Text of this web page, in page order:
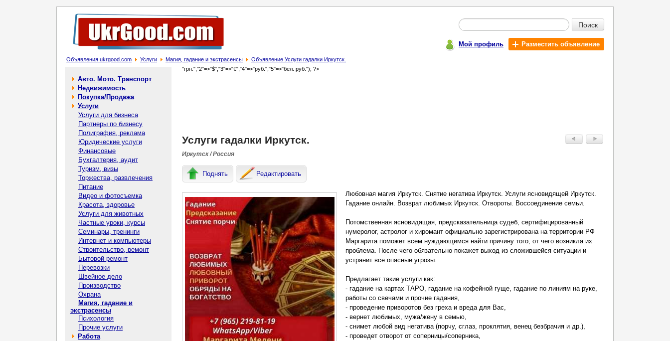
Поиск
Мой профиль Разместить объявление
Объявления ukrgood.com Услуги Магия, гадание и экстрасенсы Объявление Услуги гадалки Иркутск.
Авто. Мото. Транспорт
Недвижимость
Покупка/Продажа
Услуги
Услуги для бизнеса
Партнеры по бизнесу
Полиграфия, реклама
Юридические услуги
Финансовые
Бухгалтерия, аудит
Туризм, визы
Торжества, развлечения
Питание
Видео и фотосъемка
Красота, здоровье
Услуги для животных
Частные уроки, курсы
Семинары, тренинги
Интернет и компьютеры
Строительство, ремонт
Бытовой ремонт
Перевозки
Швейное дело
Производство
Охрана
Магия, гадание и
экстрасенсы
Психология
Прочие услуги
Работа
"грн.","2"=>"$","3"=>"€","4"=>"руб.","5"=>"бел. руб."); ?>
Услуги гадалки Иркутск.
Иркутск / Россия
Поднять Редактировать
Любовная магия Иркутск. Снятие негатива Иркутск. Услуги ясновидящей Иркутск.
Гадание онлайн. Возврат любимых Иркутск. Отвороты. Воссоединение семьи.
Потомственная ясновидящая, предсказательница судеб, сертифицированный
нумеролог, астролог и хиромант официально зарегистрирована на территории РФ
Маргарита поможет всем нуждающимся найти причину того, от чего возникла их
проблема. После чего обязательно покажет выход из сложившейся ситуации и
устранит все опасные угрозы.
Предлагает такие услуги как:
- гадание на картах ТАРО, гадание на кофейной гуще, гадание по линиям на руке,
работы со свечами и прочие гадания,
- проведение приворотов без греха и вреда для Вас,
- вернет любимых, мужа/жену в семью,
- снимет любой вид негатива (порчу, сглаз, проклятия, венец безбрачия и др.),
- проведет отворот от соперницы/соперника,